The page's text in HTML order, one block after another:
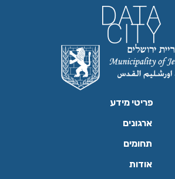
פריטי מידע
ארגונים
תחומים
אודות